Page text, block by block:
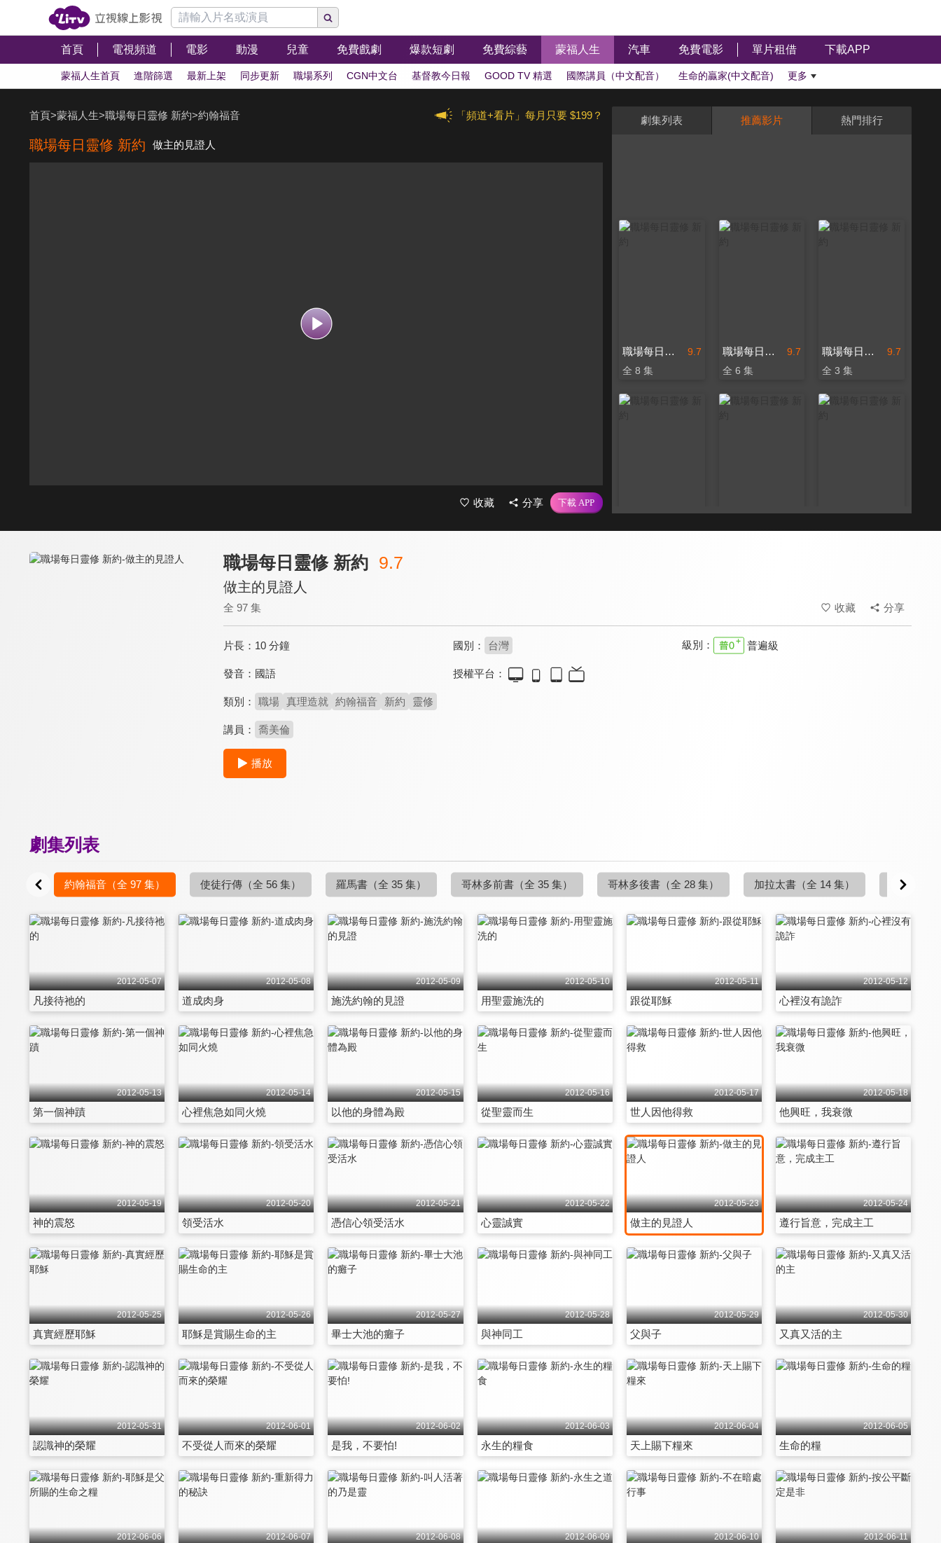
首頁 電視頻道 電影 動漫 兒童 免費戲劇 爆款短劇 免費綜藝 蒙福人生 汽車 免費電影 單片租借 下載APP
蒙福人生首頁 進階篩選 最新上架 同步更新 職場系列 CGN中文台 基督教今日報 GOOD TV 精選 國際講員（中文配音） 生命的贏家(中文配音) 更多
「頻道+看片」每月只要 $199？
首頁>蒙福人生>職場每日靈修 新約>約翰福音
職場每日靈修 新約 做主的見證人
收藏 分享
劇集列表 推薦影片 熱門排行
9.7
職場每日靈修 新約
全 8 集
9.7
職場每日靈修 新約
全 6 集
9.7
職場每日靈修 新約
全 3 集
9.7
職場每日靈修 新約
全 1 集
9.7
職場每日靈修 新約
全 1 集
9.7
職場每日靈修 新約
全 1 集
職場每日靈修 新約 9.7
做主的見證人
全 97 集 收藏 分享
片長： 10 分鐘 國別： 台灣 級別： 普遍級
發音： 國語 授權平台：
類別： 職場 真理造就 約翰福音 新約 靈修
講員： 喬美倫
播放
劇集列表
約翰福音 （全 97 集） 使徒行傳 （全 56 集） 羅馬書 （全 35 集） 哥林多前書 （全 35 集） 哥林多後書 （全 28 集） 加拉太書 （全 14 集） 以弗所書
2012-05-07
凡接待祂的
2012-05-08
道成肉身
2012-05-09
施洗約翰的見證
2012-05-10
用聖靈施洗的
2012-05-11
跟從耶穌
2012-05-12
心裡沒有詭詐
2012-05-13
第一個神蹟
2012-05-14
心裡焦急如同火燒
2012-05-15
以他的身體為殿
2012-05-16
從聖靈而生
2012-05-17
世人因他得救
2012-05-18
他興旺，我衰微
2012-05-19
神的震怒
2012-05-20
領受活水
2012-05-21
憑信心領受活水
2012-05-22
心靈誠實
2012-05-23
做主的見證人
2012-05-24
遵行旨意，完成主工
2012-05-25
真實經歷耶穌
2012-05-26
耶穌是賞賜生命的主
2012-05-27
畢士大池的癱子
2012-05-28
與神同工
2012-05-29
父與子
2012-05-30
又真又活的主
2012-05-31
認識神的榮耀
2012-06-01
不受從人而來的榮耀
2012-06-02
是我，不要怕!
2012-06-03
永生的糧食
2012-06-04
天上賜下糧來
2012-06-05
生命的糧
2012-06-06 2012-06-07 2012-06-08 2012-06-09 2012-06-10 2012-06-11